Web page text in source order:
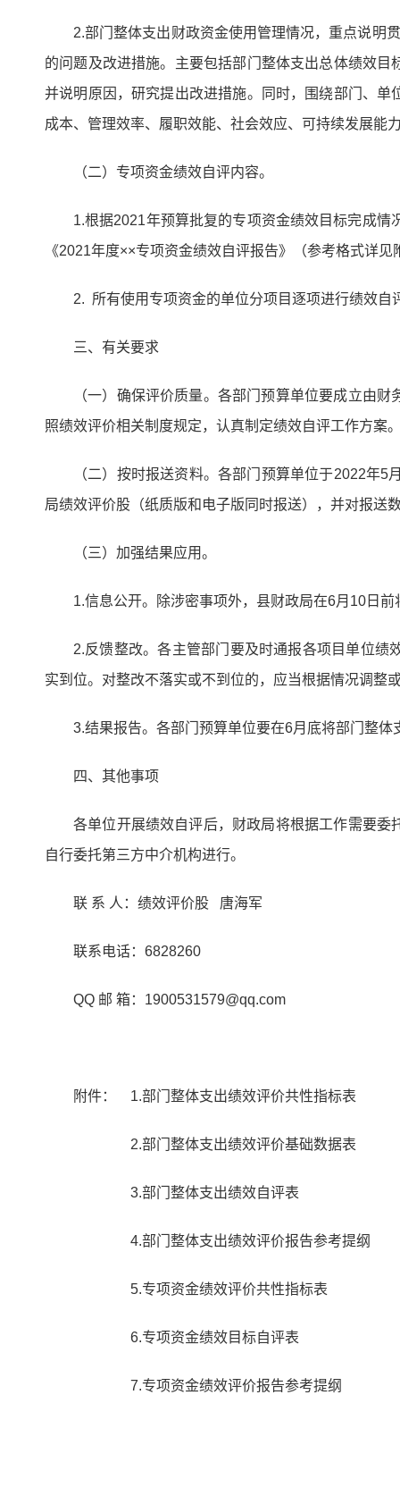
2.部门整体支出财政资金使用管理情况，重点说明
的问题及改进措施。主要包括部门整体支出总体绩效
并说明原因，研究提出改进措施。同时，围绕部门、
成本、管理效率、履职效能、社会效应、可持续发展能
（二）专项资金绩效自评内容。
1.根据2021年预算批复的专项资金绩效目标完成
《2021年度××专项资金绩效自评报告》（参考格式详见
2. 所有使用专项资金的单位分项目逐项进行绩效
三、有关要求
（一）确保评价质量。各部门预算单位要成立由
照绩效评价相关制度规定，认真制定绩效自评工作方案
（二）按时报送资料。各部门预算单位于2022年
局绩效评价股（纸质版和电子版同时报送），并对报送
（三）加强结果应用。
1.信息公开。除涉密事项外，县财政局在6月10日
2.反馈整改。各主管部门要及时通报各项目单位
实到位。对整改不落实或不到位的，应当根据情况调整
3.结果报告。各部门预算单位要在6月底将部门整
四、其他事项
各单位开展绩效自评后，财政局将根据工作需要
自行委托第三方中介机构进行。
联 系 人：绩效评价股 唐海军
联系电话：6828260
QQ 邮 箱：1900531579@qq.com
附件： 1.部门整体支出绩效评价共性指标表
2.部门整体支出绩效评价基础数据表
3.部门整体支出绩效自评表
4.部门整体支出绩效评价报告参考提纲
5.专项资金绩效评价共性指标表
6.专项资金绩效目标自评表
7.专项资金绩效评价报告参考提纲